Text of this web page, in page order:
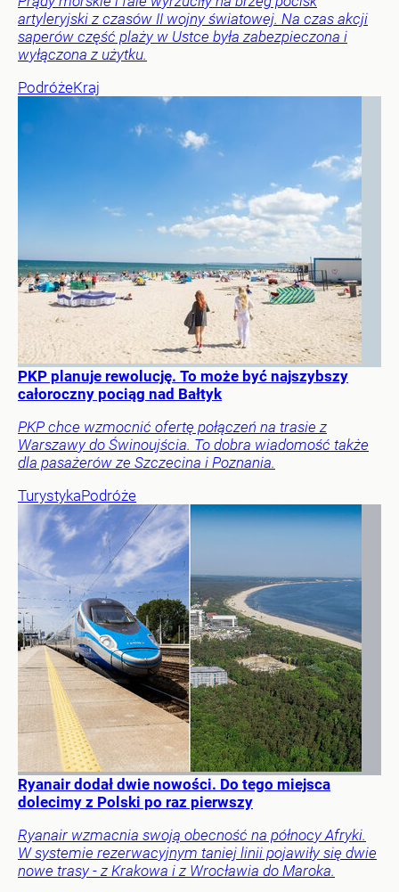
artyleryjski z czasów II wojny światowej. Na czas akcji
saperów część plaży w Ustce była zabezpieczona i
wyłączona z użytku.
PodróżeKraj
PKP planuje rewolucję. To może być najszybszy
całoroczny pociąg nad Bałtyk
PKP chce wzmocnić ofertę połączeń na trasie z
Warszawy do Świnoujścia. To dobra wiadomość także
dla pasażerów ze Szczecina i Poznania.
TurystykaPodróże
Ryanair dodał dwie nowości. Do tego miejsca
dolecimy z Polski po raz pierwszy
Ryanair wzmacnia swoją obecność na północy Afryki.
W systemie rezerwacyjnym taniej linii pojawiły się dwie
nowe trasy - z Krakowa i z Wrocławia do Maroka.